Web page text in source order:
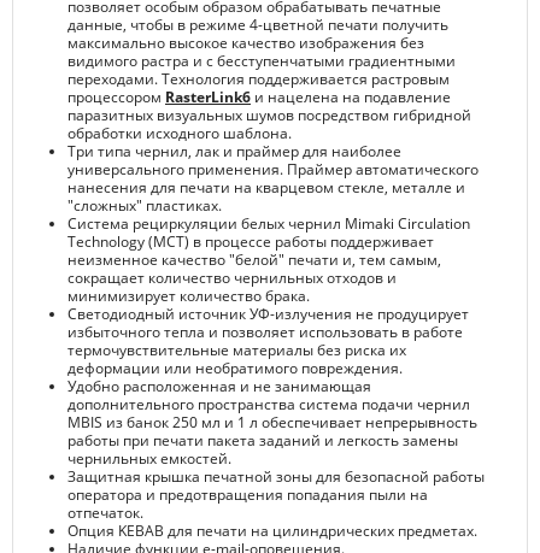
позволяет особым образом обрабатывать печатные
данные, чтобы в режиме 4-цветной печати получить
максимально высокое качество изображения без
видимого растра и с бесступенчатыми градиентными
переходами. Технология поддерживается растровым
процессором RasterLink6 и нацелена на подавление
паразитных визуальных шумов посредством гибридной
обработки исходного шаблона.
Три типа чернил, лак и праймер для наиболее
универсального применения. Праймер автоматического
нанесения для печати на кварцевом стекле, металле и
"сложных" пластиках.
Система рециркуляции белых чернил Mimaki Circulation
Technology (MCT) в процессе работы поддерживает
неизменное качество "белой" печати и, тем самым,
сокращает количество чернильных отходов и
минимизирует количество брака.
Светодиодный источник УФ-излучения не продуцирует
избыточного тепла и позволяет использовать в работе
термочувствительные материалы без риска их
деформации или необратимого повреждения.
Удобно расположенная и не занимающая
дополнительного пространства система подачи чернил
MBIS из банок 250 мл и 1 л обеспечивает непрерывность
работы при печати пакета заданий и легкость замены
чернильных емкостей.
Защитная крышка печатной зоны для безопасной работы
оператора и предотвращения попадания пыли на
отпечаток.
Опция KEBAB для печати на цилиндрических предметах.
Наличие функции e-mail-оповещения.